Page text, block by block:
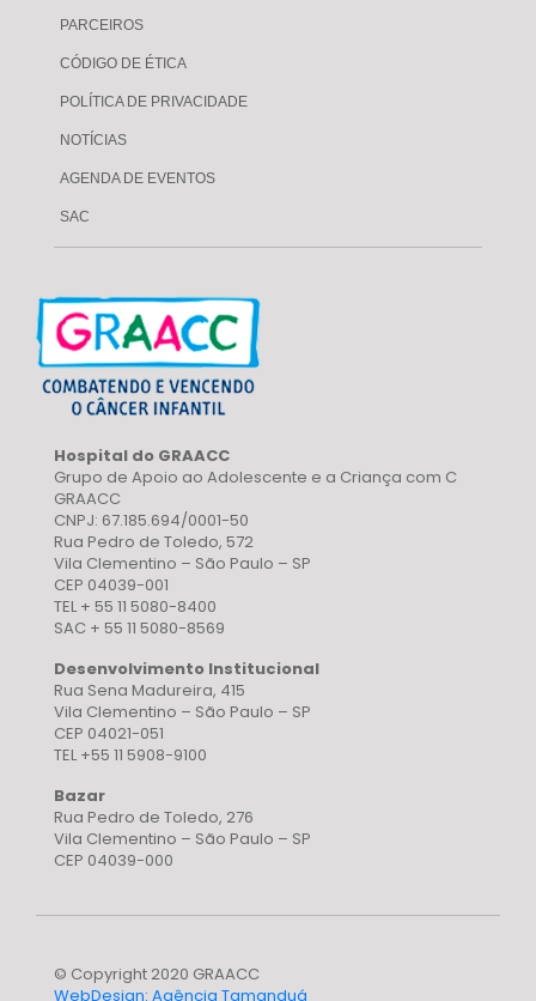
PARCEIROS
CÓDIGO DE ÉTICA
POLÍTICA DE PRIVACIDADE
NOTÍCIAS
AGENDA DE EVENTOS
SAC
Hospital do GRAACC
Grupo de Apoio ao Adolescente e a Criança com C
GRAACC
CNPJ: 67.185.694/0001-50
Rua Pedro de Toledo, 572
Vila Clementino – São Paulo – SP
CEP 04039-001
TEL + 55 11 5080-8400
SAC + 55 11 5080-8569
Desenvolvimento Institucional
Rua Sena Madureira, 415
Vila Clementino – São Paulo – SP
CEP 04021-051
TEL +55 11 5908-9100
Bazar
Rua Pedro de Toledo, 276
Vila Clementino – São Paulo – SP
CEP 04039-000
© Copyright 2020 GRAACC
WebDesign: Agência Tamanduá